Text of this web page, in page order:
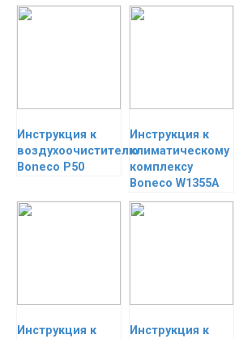
Инструкция к
воздухоочистителю
Boneco P50
Инструкция к
климатическому
комплексу
Boneco W1355A
Инструкция к Инструкция к